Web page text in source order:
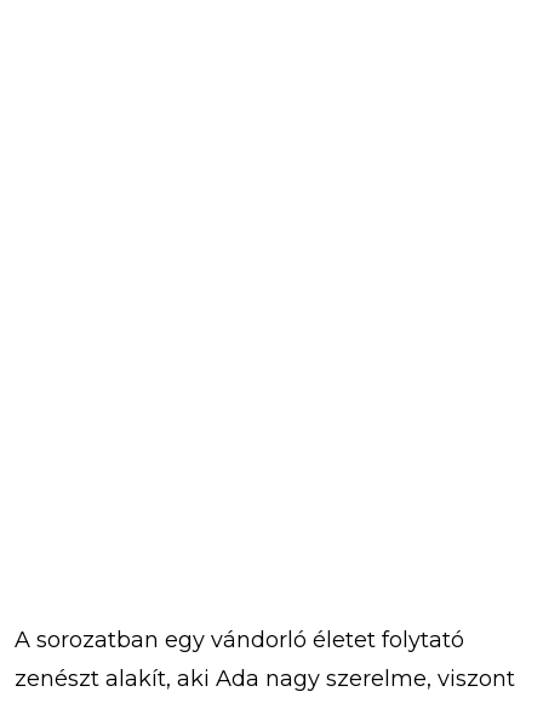
A sorozatban egy vándorló életet folytató
zenészt alakít, aki Ada nagy szerelme, viszont